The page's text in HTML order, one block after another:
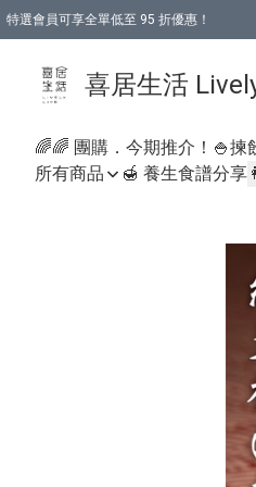
特選會員可享全單低至 95 折優惠！
喜居生活
🌈🌈 團購．今期推介！ 🍚揀
所有商品
🍯 養生食譜分享